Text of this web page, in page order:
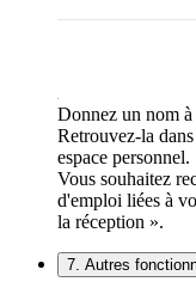
Donnez un nom
Retrouvez-la
espace personnel.
Vous souhaitez
d'emploi liées à
la réception ».
7. Autres